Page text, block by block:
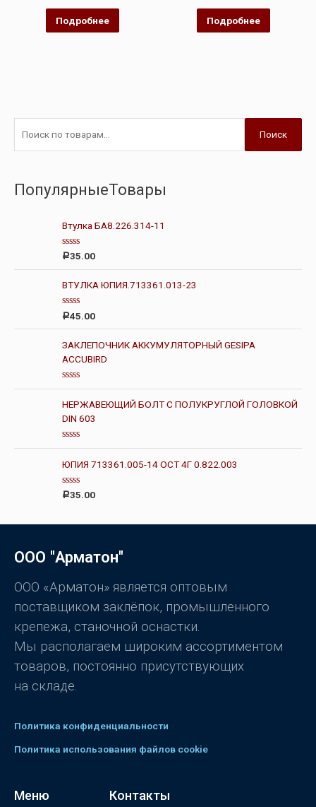
из
Подробнее
из
Подробнее
Поиск
ПопулярныеТовары
Втулка БА8.226.314-11
О
е
н
к
а
0
и
з
Р35.00
ВТУЛКА ЮПИЯ.713361.013-23
О
е
н
к
а
и
з
Р45.00
ЗАКЛЕПОЧНИК АККУМУЛЯТОРНЫЙ GESIPA
ACCUBIRD
О
е
н
к
а
з
5
НЕРЖАВЕЮЩИЙ БОЛТ С ПОЛУКРУГЛОЙ ГОЛОВКОЙ
DIN 603
О
е
н
к
а
ЮПИЯ 713361.005-14 ОСТ 4Г 0.822.003
О
и
з
Р35.00
ООО "Арматон"
ООО «Арматон» является оптовым
поставщиком заклёпок, промышленного
крепежа, станочной оснастки.
Мы располагаем широким ассортиментом
товаров, постоянно присутствующих
на складе.
Политика конфиденциальности
Политика использования файлов cookie
Меню Контакты